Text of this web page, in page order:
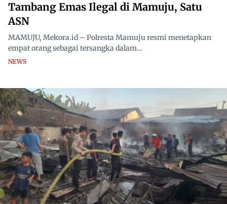
Tambang Emas Ilegal di Mamuju, Satu
ASN
MAMUJU, Mekora.id – Polresta Mamuju resmi menetapkan
empat orang sebagai tersangka dalam...
NEWS